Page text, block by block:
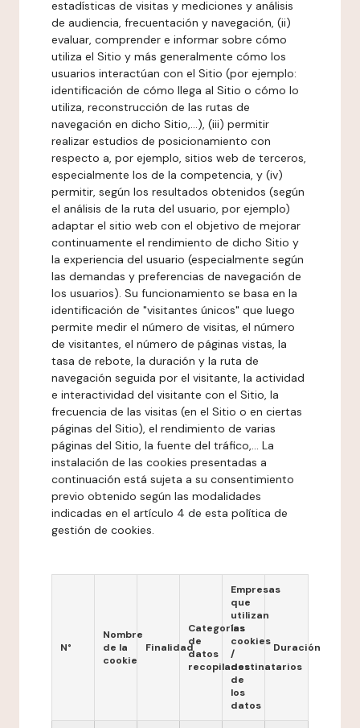
estadísticas de visitas y mediciones y análisis
de audiencia, frecuentación y navegación, (ii)
evaluar, comprender e informar sobre cómo
utiliza el Sitio y más generalmente cómo los
usuarios interactúan con el Sitio (por ejemplo:
identificación de cómo llega al Sitio o cómo lo
utiliza, reconstrucción de las rutas de
navegación en dicho Sitio,...), (iii) permitir
realizar estudios de posicionamiento con
respecto a, por ejemplo, sitios web de terceros,
especialmente los de la competencia, y (iv)
permitir, según los resultados obtenidos (según
el análisis de la ruta del usuario, por ejemplo)
adaptar el sitio web con el objetivo de mejorar
continuamente el rendimiento de dicho Sitio y
la experiencia del usuario (especialmente según
las demandas y preferencias de navegación de
los usuarios). Su funcionamiento se basa en la
identificación de "visitantes únicos" que luego
permite medir el número de visitas, el número
de visitantes, el número de páginas vistas, la
tasa de rebote, la duración y la ruta de
navegación seguida por el visitante, la actividad
e interactividad del visitante con el Sitio, la
frecuencia de las visitas (en el Sitio o en ciertas
páginas del Sitio), el rendimiento de varias
páginas del Sitio, la fuente del tráfico,... La
instalación de las cookies presentadas a
continuación está sujeta a su consentimiento
previo obtenido según las modalidades
indicadas en el artículo 4 de esta política de
gestión de cookies.
N°
Nombre
de la
cookie
Finalidad
Categorías
de
datos
recopilados
Empresas
que
utilizan
las
cookies
/
destinatarios
de
los
datos
Duración